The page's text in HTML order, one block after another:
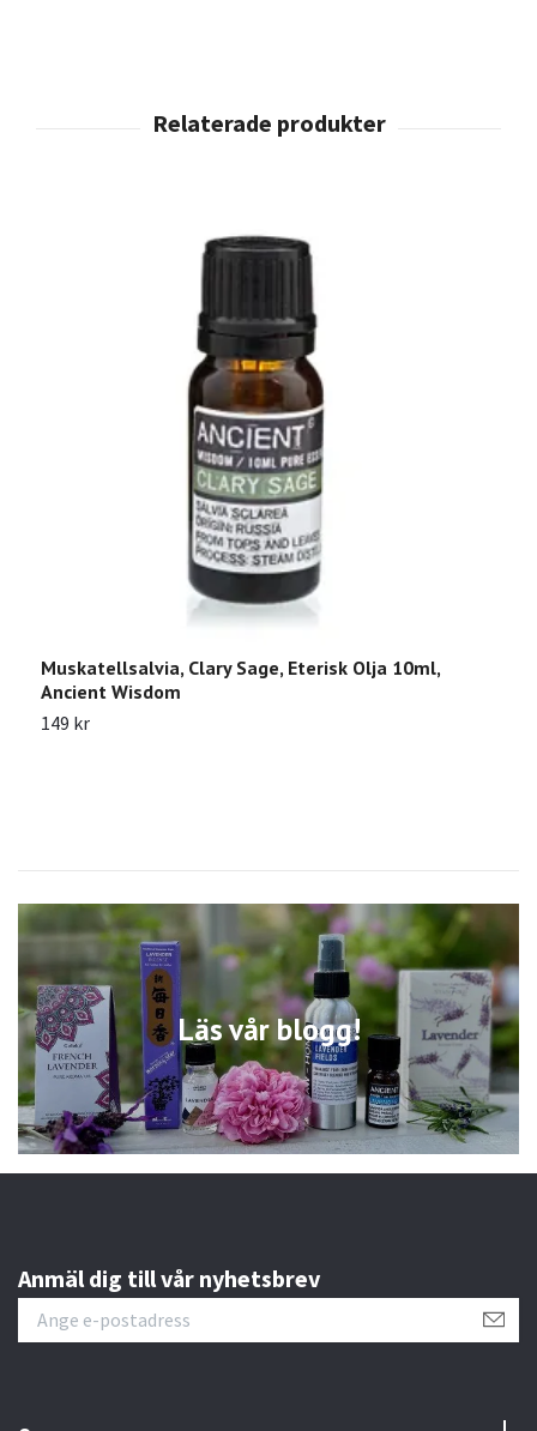
Läs vår blogg!
Muskatellsalvia, Clary Sage, Eterisk Olja 10ml,
Ancient Wisdom
149 kr
Anmäl dig till vår nyhetsbrev